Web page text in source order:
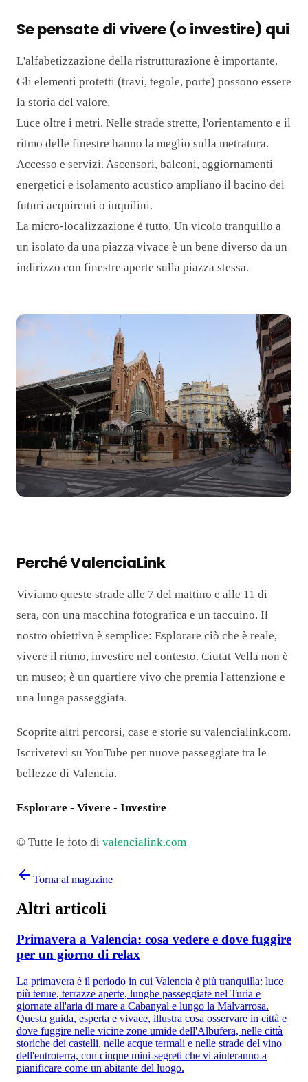
Se pensate di vivere (o investire) qui
L'alfabetizzazione della ristrutturazione è importante.
Gli elementi protetti (travi, tegole, porte) possono essere
la storia del valore.
Luce oltre i metri. Nelle strade strette, l'orientamento e il
ritmo delle finestre hanno la meglio sulla metratura.
Accesso e servizi. Ascensori, balconi, aggiornamenti
energetici e isolamento acustico ampliano il bacino dei
futuri acquirenti o inquilini.
La micro-localizzazione è tutto. Un vicolo tranquillo a
un isolato da una piazza vivace è un bene diverso da un
indirizzo con finestre aperte sulla piazza stessa.
Perché ValenciaLink
Viviamo queste strade alle 7 del mattino e alle 11 di
sera, con una macchina fotografica e un taccuino. Il
nostro obiettivo è semplice: Esplorare ciò che è reale,
vivere il ritmo, investire nel contesto. Ciutat Vella non è
un museo; è un quartiere vivo che premia l'attenzione e
una lunga passeggiata.
Scoprite altri percorsi, case e storie su valencialink.com.
Iscrivetevi su YouTube per nuove passeggiate tra le
bellezze di Valencia.
Esplorare - Vivere - Investire
© Tutte le foto di valencialink.com
Torna al magazine
Altri articoli
Primavera a Valencia: cosa vedere e dove fuggire
per un giorno di relax
La primavera è il periodo in cui Valencia è più tranquilla: luce
più tenue, terrazze aperte, lunghe passeggiate nel Turia e
giornate all'aria di mare a Cabanyal e lungo la Malvarrosa.
Questa guida, esperta e vivace, illustra cosa osservare in città e
dove fuggire nelle vicine zone umide dell'Albufera, nelle città
storiche dei castelli, nelle acque termali e nelle strade del vino
dell'entroterra, con cinque mini-segreti che vi aiuteranno a
pianificare come un abitante del luogo.